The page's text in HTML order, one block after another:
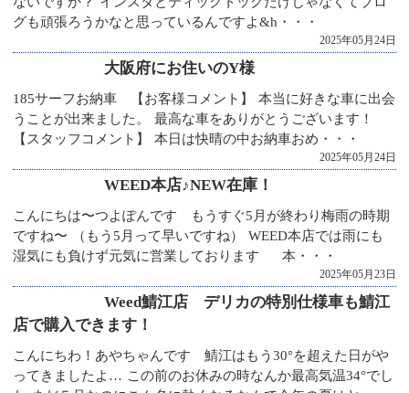
グも頑張ろうかなと思っているんですよ&h・・・
2025年05月24日
大阪府にお住いのY様
185サーフお納車 【お客様コメント】 本当に好きな車に出会
うことが出来ました。 最高な車をありがとうございます！
【スタッフコメント】 本日は快晴の中お納車おめ・・・
2025年05月24日
WEED本店♪NEW在庫！
こんにちは〜つよぽんです もうすぐ5月が終わり梅雨の時期
ですね〜 （もう5月って早いですね） WEED本店では雨にも
湿気にも負けず元気に営業しております 本・・・
2025年05月23日
Weed鯖江店 デリカの特別仕様車も鯖江
店で購入できます！
こんにちわ！あやちゃんです 鯖江はもう30°を超えた日がや
ってきましたよ… この前のお休みの時なんか最高気温34°でし